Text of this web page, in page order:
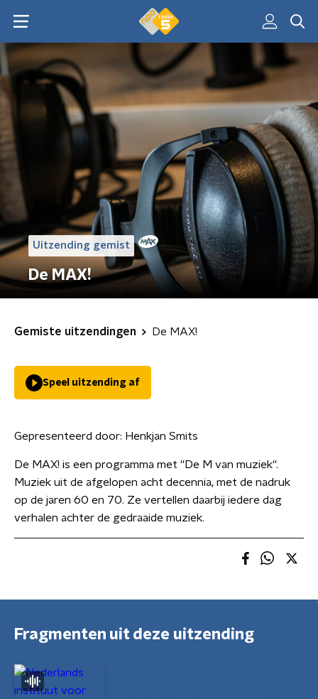
Uitzending gemist
De MAX!
Gemiste uitzendingen De MAX!
Speel uitzending af
Gepresenteerd door: Henkjan Smits
De MAX! is een programma met ''De M van muziek''.
Muziek uit de afgelopen acht decennia, met de nadruk
op de jaren 60 en 70. Ze vertellen daarbij iedere dag
verhalen achter de gedraaide muziek.
Fragmenten uit deze uitzending